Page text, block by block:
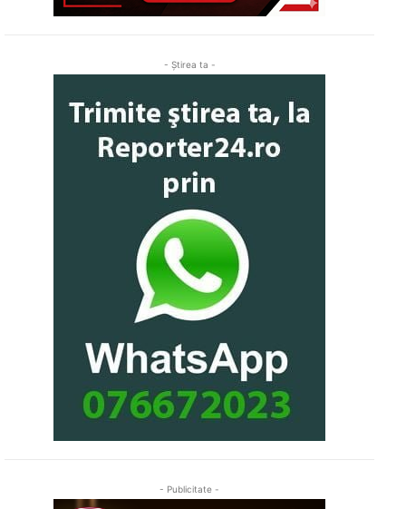
- Ştirea ta -
- Publicitate -